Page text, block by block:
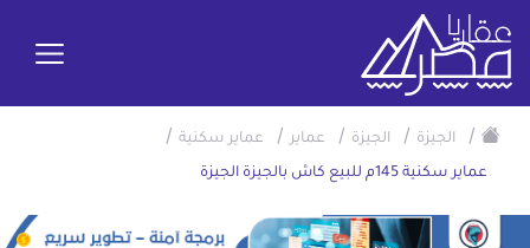
/ الجيزة / الجيزة / عماير / عماير سكنية /
عماير سكنية 145م للبيع كاش بالجيزة الجيزة